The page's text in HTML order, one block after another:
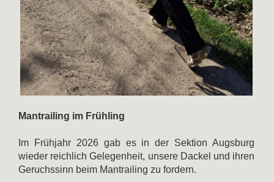
Mantrailing im Frühling
Im Frühjahr 2026 gab es in der Sektion Augsburg
wieder reichlich Gelegenheit, unsere Dackel und ihren
Geruchssinn beim Mantrailing zu fordern.